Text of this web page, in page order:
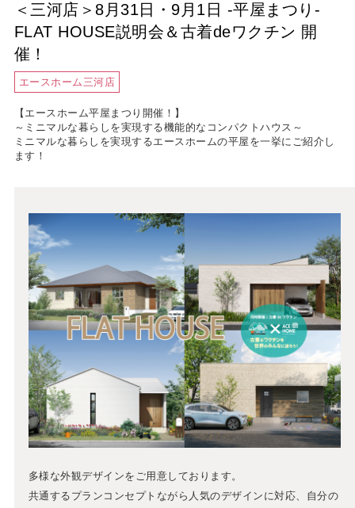
＜三河店＞8月31日・9月1日 -平屋まつり-
FLAT HOUSE説明会＆古着deワクチン 開
催！
エースホーム三河店
【エースホーム平屋まつり開催！】
～ミニマルな暮らしを実現する機能的なコンパクトハウス～
ミニマルな暮らしを実現するエースホームの平屋を一挙にご紹介し
ます！
多様な外観デザインをご用意しております。
共通するプランコンセプトながら人気のデザインに対応、自分の